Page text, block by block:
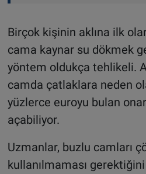
Birçok kişinin aklına ilk
cama kaynar su dökmek
yöntem oldukça tehlikeli.
camda çatlaklara neden
yüzlerce euroyu bulan
açabiliyor.
Uzmanlar, buzlu camları
kullanılmaması